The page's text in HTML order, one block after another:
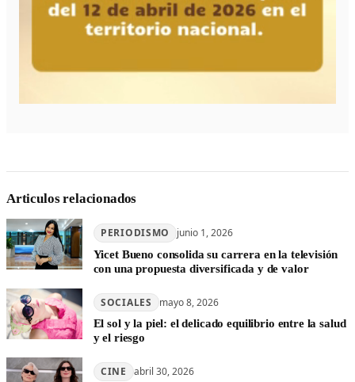
Articulos relacionados
PERIODISMO junio 1, 2026
Yicet Bueno consolida su carrera en la televisión
con una propuesta diversificada y de valor
SOCIALES mayo 8, 2026
El sol y la piel: el delicado equilibrio entre la salud
y el riesgo
CINE abril 30, 2026